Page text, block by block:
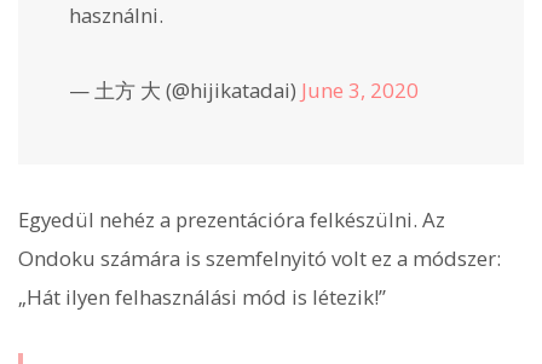
használni.
— 土方 大 (@hijikatadai) June 3, 2020
Egyedül nehéz a prezentációra felkészülni. Az
Ondoku számára is szemfelnyitó volt ez a módszer:
„Hát ilyen felhasználási mód is létezik!”